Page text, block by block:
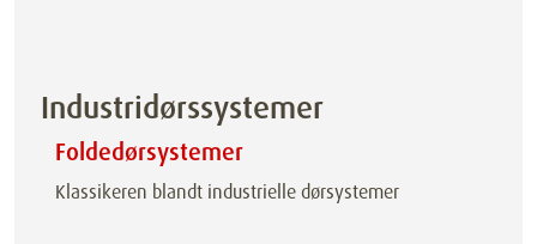
Industridørssystemer
Foldedørsystemer
Klassikeren blandt industrielle dørsystemer